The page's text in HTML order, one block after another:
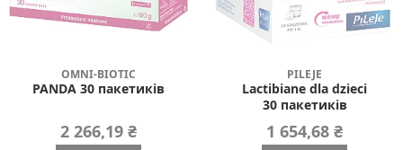
OMNI-BIOTIC
PANDA 30 пакетиків
2 266,19 ₴
PILEJE
Lactibiane dla dzieci
30 пакетиків
1 654,68 ₴